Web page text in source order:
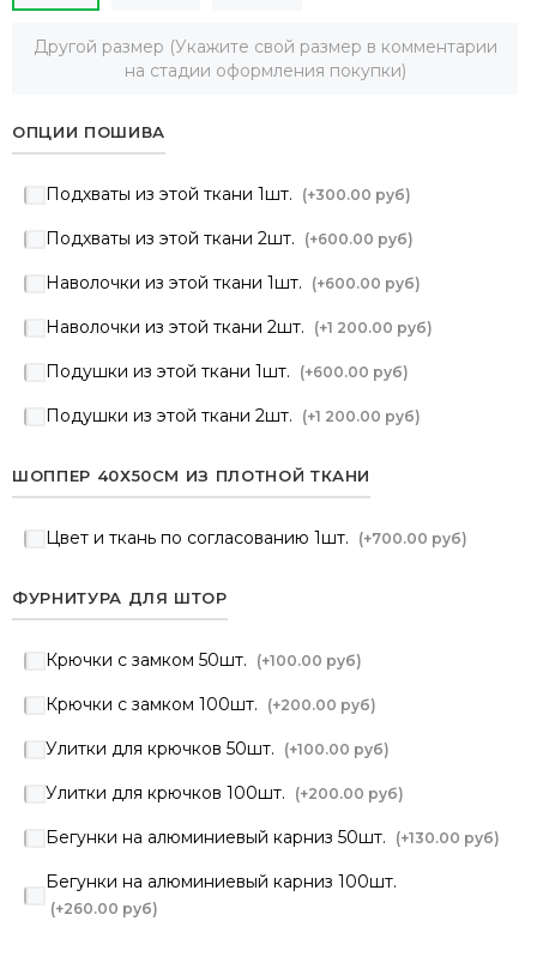
Другой размер (Укажите свой размер в комментарии
на стадии оформления покупки)
ОПЦИИ ПОШИВА
Подхваты из этой ткани 1шт. (+300.00 руб)
Подхваты из этой ткани 2шт. (+600.00 руб)
Наволочки из этой ткани 1шт. (+600.00 руб)
Наволочки из этой ткани 2шт. (+1 200.00 руб)
Подушки из этой ткани 1шт. (+600.00 руб)
Подушки из этой ткани 2шт. (+1 200.00 руб)
ШОППЕР 40Х50СМ ИЗ ПЛОТНОЙ ТКАНИ
Цвет и ткань по согласованию 1шт. (+700.00 руб)
ФУРНИТУРА ДЛЯ ШТОР
Крючки с замком 50шт. (+100.00 руб)
Крючки с замком 100шт. (+200.00 руб)
Улитки для крючков 50шт. (+100.00 руб)
Улитки для крючков 100шт. (+200.00 руб)
Бегунки на алюминиевый карниз 50шт. (+130.00 руб)
Бегунки на алюминиевый карниз 100шт.
(+260.00 руб)